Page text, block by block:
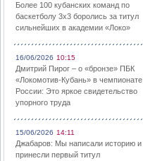
Более 100 кубанских команд по
баскетболу 3х3 боролись за титул
сильнейших в академии «Локо»
16/06/2026 10:15
Дмитрий Пирог – о «бронзе» ПБК
«Локомотив-Кубань» в чемпионате
России: Это яркое свидетельство
упорного труда
15/06/2026 14:11
Джабаров: Мы написали историю и
принесли первый титул